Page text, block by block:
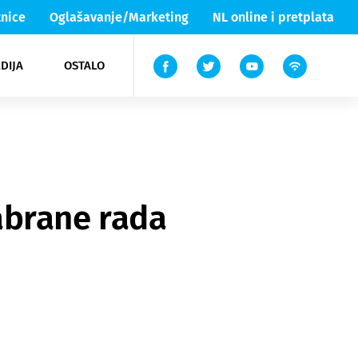
Oglašavanje/Marketing NL online i pretplata
OSTALO
Lika & Senj
TV
rada